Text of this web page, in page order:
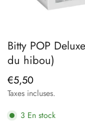
Bitty POP
du hibou)
Prix
régulier
€5,50
Taxes incluses.
3 En stock